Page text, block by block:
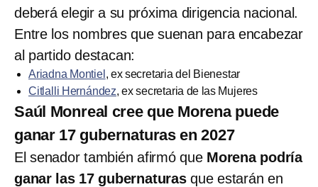
deberá elegir a su próxima dirigencia nacional.
Entre los nombres que suenan para encabezar
al partido destacan:
Ariadna Montiel , ex secretaria del Bienestar
Citlalli Hernández, ex secretaria de las Mujeres
Saúl Monreal cree que Morena puede
ganar 17 gubernaturas en 2027
El senador también afirmó que Morena podría
ganar las 17 gubernaturasque estarán en